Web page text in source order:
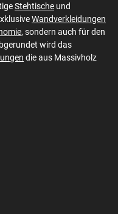
Stehtische und
Wandverkleidungen
, sondern auch für den
wird das
die aus Massivholz